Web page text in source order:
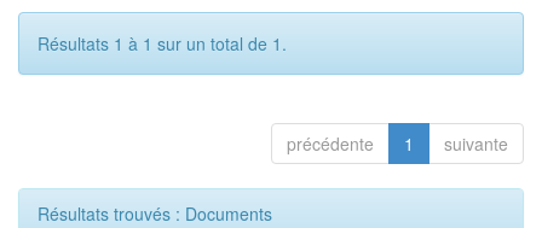
Résultats 1 à 1 sur un total de 1.
précédente 1 suivante
Résultats trouvés : Documents